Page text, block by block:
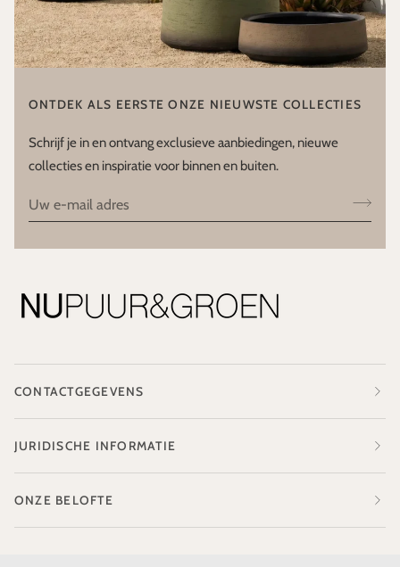
ONTDEK ALS EERSTE ONZE NIEUWSTE COLLECTIES
Schrijf je in en ontvang exclusieve aanbiedingen, nieuwe
collecties en inspiratie voor binnen en buiten.
CONTACTGEGEVENS
JURIDISCHE INFORMATIE
ONZE BELOFTE